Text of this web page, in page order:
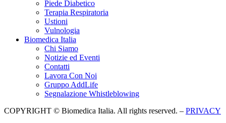
Piede Diabetico
Terapia Respiratoria
Ustioni
Vulnologia
Biomedica Italia
Chi Siamo
Notizie ed Eventi
Contatti
Lavora Con Noi
Gruppo AddLife
Segnalazione Whistleblowing
COPYRIGHT © Biomedica Italia. All rights reserved. – PRIVACY